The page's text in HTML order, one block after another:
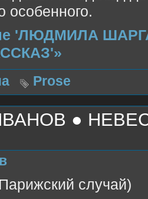
особенного.
'ЛЮДМИЛА
Prose
●
случай)